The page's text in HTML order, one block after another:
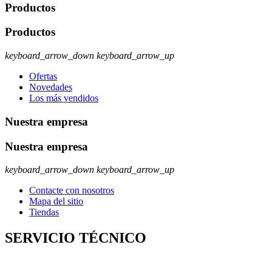
Productos
Productos
keyboard_arrow_down keyboard_arrow_up
Ofertas
Novedades
Los más vendidos
Nuestra empresa
Nuestra empresa
keyboard_arrow_down keyboard_arrow_up
Contacte con nosotros
Mapa del sitio
Tiendas
SERVICIO TÉCNICO